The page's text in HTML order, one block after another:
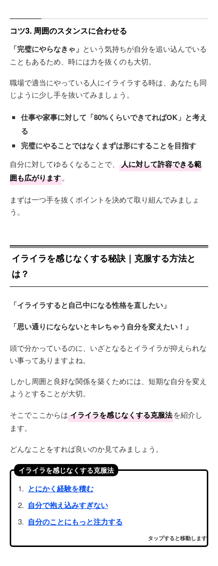
コツ3. 周囲のスタンスに合わせる
「完璧にやらなきゃ」 という気持ちが自分を追い込んでいる
こともあるため、時には力を抜くのも大切。
職場で適当にやっている人にイライラする時は、あなたも同
じように少し手を抜いてみましょう。
仕事や家事に対して「80%くらいできてればOK」と考え
る
完璧にやることではなくまずは形にすることを目指す
自分に対してゆるくなることで、
人に対して許容できる範
囲も広がります。
まずは一つ手を抜くポイントを決めて取り組んでみましょ
う。
イライラを感じなくする秘訣｜克服する方法と
は？
「イライラすると自己中になる性格を直したい」
「思い通りにならないとキレちゃう自分を変えたい！」
頭で分かっているのに、いざとなるとイライラが抑えられな
い事ってありますよね。
しかし周囲と良好な関係を築くためには、短期な自分を変え
ようとすることが大切。
そこでここからは イライラを感じなくする克服法を紹介し
ます。
どんなことをすれば良いのか見てみましょう。
イライラを感じなくする克服法
とにかく経験を積む
自分で抱え込みすぎない
自分のことにもっと注力する
タップすると移動します